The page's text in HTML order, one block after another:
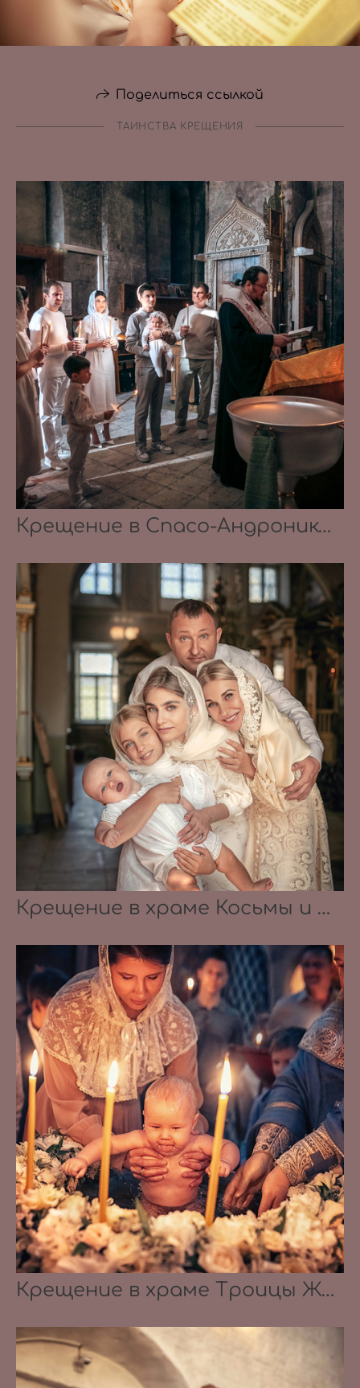
Поделиться ссылкой
ТАИНСТВА КРЕЩЕНИЯ
Крещение в Спасо-Андрониковом монастыре 12.10.2024
Крещение в храме Косьмы и Дамиана в Болшево 28.08.2021
Крещение в храме Троицы Живоначальной в Троицком-Голенищеве 18.09.2022